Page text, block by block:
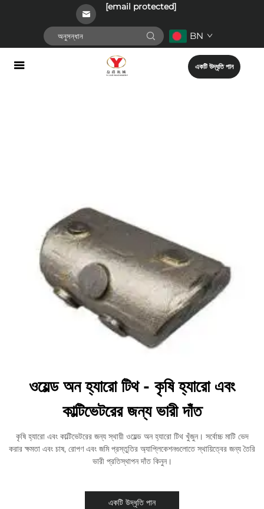
[email protected]
BN
একটি উদ্ধৃতি পান
ওয়েল্ড অন হ্যারো টিথ - কৃষি হ্যারো এবং
কাল্টিভেটরের জন্য ভারী দাঁত
কৃষি হ্যারো এবং কাল্টিভেটরের জন্য স্থায়ী ওয়েল্ড অন হ্যারো টিথ খুঁজুন। সর্বোচ্চ মাটি ভেদ
করার ক্ষমতা এবং চাষ, রোপণ এবং জমি প্রস্তুতির অ্যাপ্লিকেশনগুলোতে স্থায়িত্বের জন্য তৈরি
ভারী প্রতিস্থাপন দাঁত কিনুন।
একটি উদ্ধৃতি পান